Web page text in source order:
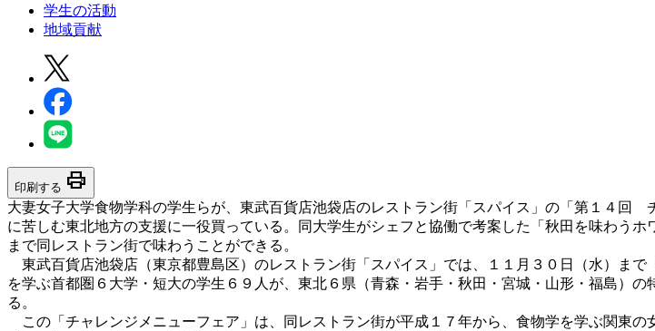
学生の活動
地域貢献
印刷する print
大妻女子大学食物学科の学生らが、東武百貨店池袋店のレストラン街「スパイス」の「第１４回
に苦しむ東北地方の支援に一役買っている。同大学生がシェフと協働で考案した「秋田を味わう
まで同レストラン街で味わうことができる。
東武百貨店池袋店（東京都豊島区）のレストラン街「スパイス」では、１１月３０日（水）ま
を学ぶ首都圏６大学・短大の学生６９人が、東北６県（青森・岩手・秋田・宮城・山形・福島）
る。
この「チャレンジメニューフェア」は、同レストラン街が平成１７年から、食物学を学ぶ関東